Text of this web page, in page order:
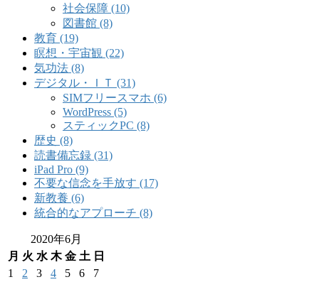
社会保障 (10)
図書館 (8)
教育 (19)
瞑想・宇宙観 (22)
気功法 (8)
デジタル・ＩＴ (31)
SIMフリースマホ (6)
WordPress (5)
スティックPC (8)
歴史 (8)
読書備忘録 (31)
iPad Pro (9)
不要な信念を手放す (17)
新教養 (6)
統合的なアプローチ (8)
2020年6月
月 火 水 木 金 土 日
1
2 3 4 5 6
7